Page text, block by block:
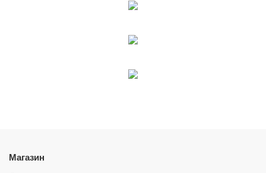
Магазин